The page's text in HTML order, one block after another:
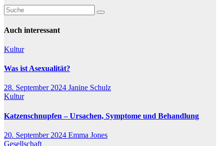
Auch interessant
Kultur
Was ist Asexualität?
28. September 2024 Janine Schulz
Kultur
Katzenschnupfen – Ursachen, Symptome und Behandlung
20. September 2024 Emma Jones
Gesellschaft